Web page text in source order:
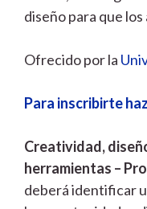
diseño para que
Ofrecido por la
Para inscribirte
Creatividad,
herramientas –
deberá identificar